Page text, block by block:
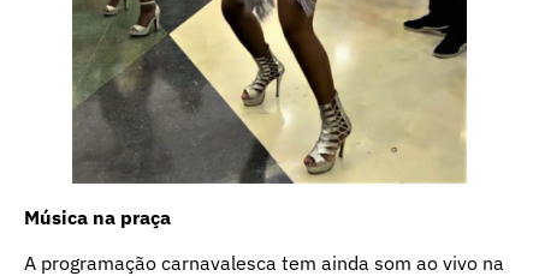
Música na praça
A programação carnavalesca tem ainda som ao vivo na